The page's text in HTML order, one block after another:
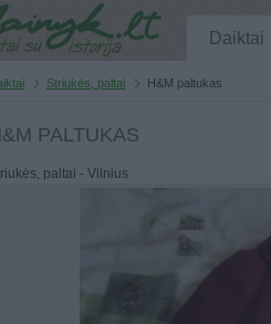
Daiktai
Striukės, paltai H&M paltukas
PALTUKAS
paltai - Vilnius